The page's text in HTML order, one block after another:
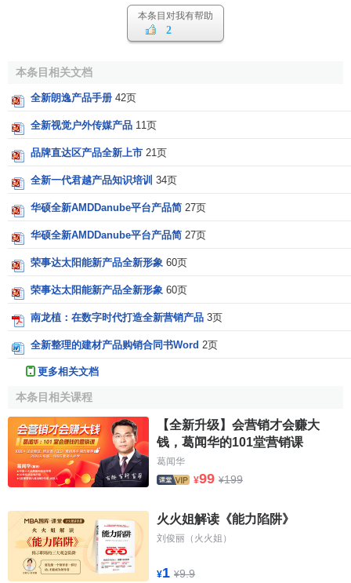
是让目标消费者感觉到这是一种“全新”的产品，证明你的产品
4、核心定位原则
核心定位是什么呢?就是如果一个产品是围绕着哪些消费
者开发的，企业就要围绕着消费群体来设计自己的产品。你
设计的是高端的产品，那你的功能就需要围绕着高端来做。
全新产品的体现方式
全新产品类别： 为显示产品的 创造性
品类别。如电子行业的SVCD与CVD之争，就是为了
类别上确定“全新”的产品概念 。自己的产品已不是原来意义上
的VCD，而是全新的产品。后来的DVD与EVD也有些类似。
的。
式”洗衣机，而淡化其波轮洗衣机。另一种方式是企业通过新
的副品牌或销售名称达到产品差异(全新)的目的。
全新产品外观：要让消费者直觉上感到产品的差异性，
包括产品的外观设计表达、型号命名、甚至外包装都要以全
新面貌出现。
在表现上与原产品几乎没什么差异，这样的产品的是难以让
消费者认为是新产品的。
全新宣传表达：宣传方式、记忆符号、色彩、标示等各
本条目对我有帮助
2
本条目相关文档
全新朗逸产品手册 42页
全新视觉户外传媒产品 11页
品牌直达区产品全新上市 21页
全新一代君越产品知识培训 34页
华硕全新AMDDanube平台产品简 27页
华硕全新AMDDanube平台产品简 27页
荣事达太阳能新产品全新形象 60页
荣事达太阳能新产品全新形象 60页
南龙植：在数字时代打造全新营销产品 3页
全新整理的建材产品购销合同书Word 2页
更多相关文档
本条目相关课程
【全新升级】会营销才会赚大
钱，葛闻华的101堂营销课
葛闻华
¥99 ¥199
火火姐解读《能力陷阱》
刘俊丽（火火姐）
¥1 ¥9.9